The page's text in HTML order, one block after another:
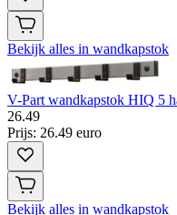
Bekijk alles in wandkapstok
V-Part wandkapstok HIQ 5
26.49
Prijs: 26.49 euro
Bekijk alles in wandkapstok